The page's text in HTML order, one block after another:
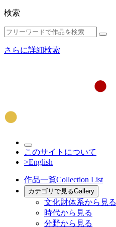
検索
さらに詳細検索
このサイトについて
>English
作品一覧Collection List
カテゴリで見るGallery
文化財体系から見る
時代から見る
分野から見る